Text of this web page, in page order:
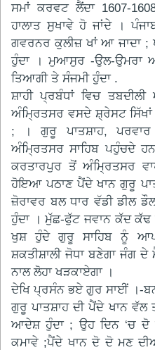
ਸਮਾਂ ਕਰਵਟ ਲੈਂਦਾ 1607-
ਹਾਲਾਤ ਸੁਖਾਵੇ ਹੋ ਜਾਂਦੇ ।
ਗਵਰਨਰ ਕੁਲੀਜ਼ ਖਾਂ ਆ ਜਾਦਾ ;
ਹੁੰਦਾ । ਮੁਆਸੁਰ -ਉਲ-ਉਮਰਾ
ਤਿਆਗੀ ਤੇ ਸੰਜਮੀ ਹੁੰਦਾ .
ਸ਼ਾਹੀ ਪ੍ਰਬੰਧਾਂ ਵਿਚ
ਅੰਮ੍ਰਿਤਸਰ ਵਸਦੇ ਸ਼੍ਰੇਸਟ
; । ਗੁਰੂ ਪਾਤਸ਼ਾਹ,
ਅੰਮ੍ਰਿਤਸਰ ਸਾਹਿਬ ਪਹੁੰਚਦੇ
ਕਰਤਾਰਪੁਰ ਤੋਂ ਅੰਮ੍ਰਿਤਸਰ
ਹੋਇਆ ਪਠਾਣ ਪੈਂਦੇ ਖਾਨ ਗੁਰੂ
ਜ਼ੋਰਾਵਰ ਬਲ ਧਾਰ ਵੱਡੀ ਡੀਲ
ਹੁੰਦਾ । ਮੁੱਛ-ਫੁੱਟ ਜਵਾਨ ਕੱਦ
ਖੁਸ਼ ਹੁੰਦੇ ਗੁਰੂ ਸਾਹਿਬ ਨੂੰ
ਸ਼ਕਤੀਸ਼ਾਲੀ ਜੋਧਾ ਬਣੇਗਾ ਜੰਗ
ਨਾਲ ਲੋਹਾ ਖੜਕਾਏਗਾ ।
ਦੇਖਿ ਪ੍ਰਸੰਨ ਭਏ ਗੁਰ ਸਾਈਂ ।-
ਗੁਰੂ ਪਾਤਸ਼ਾਹ ਦੀ ਪੈਂਦੇ ਖਾਨ
ਆਦੇਸ਼ ਹੁੰਦਾ ; ਉਹ ਦਿਨ ‘ਚ ਦੋ
ਕਮਾਵੇ ;ਪੈਂਦੇ ਖਾਨ ਦੋ ਦੋ ਮਣ